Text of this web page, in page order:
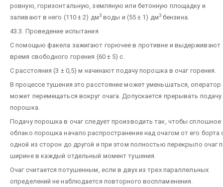
ровную, горизонтальную, земляную или бетонную площадку и
заливают в него (110 ± 2) дм3воды и (55 ± 1) дм3бензина.
43.3. Проведение испытания
С помощью факела зажигают горючее в противне и выдерживают
время свободного горения (60 ± 5) с.
С расстояния (3 ± 0,5) м начинают подачу порошка в очаг горения.
В процессе тушения это расстояние может уменьшаться, оператор
может перемещаться вокруг очага. Допускается прерывать подачу
порошка.
Подачу порошка в очаг следует производить так, чтобы сплошное
облако порошка начало распространение над очагом от его борта
одной из сторон до другой и при этом полностью перекрыло очаг
ширине в каждый отдельный момент тушения.
Очаг считается потушенным, если в двух из трех параллельных
определений не наблюдается повторного воспламенения.